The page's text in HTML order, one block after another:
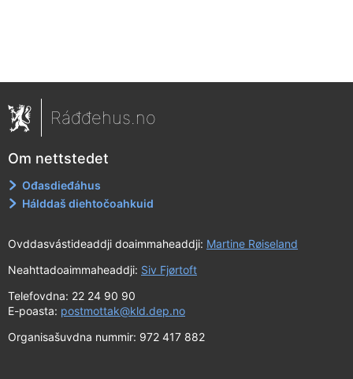
Ráđđehus.no
Om nettstedet
Ođasdieđáhus
Hálddaš diehtočoahkuid
Ovddasvástideaddji doaimmaheaddji: Martine Røiseland
Neahttadoaimmaheaddji: Siv Fjørtoft
Telefovdna: 22 24 90 90
E-poasta: postmottak@kld.dep.no
Organisašuvdna nummir: 972 417 882